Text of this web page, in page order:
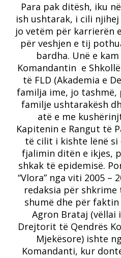
Para pak ditësh, iku
ish ushtarak, i cili
jo vetëm për karrierën
për veshjen e tij
bardha. Unë e
Komandantin e
të FLD (Akademia e
familja ime, jo tashmë,
familje ushtarakësh
atë e me
Kapitenin e Rangut të
të cilit i kishte lënë
fjalimin ditën e ikjes,
shkak të epidemisë.
“Vlora” nga viti 2005 –
redaksia për
shumë dhe për
Agron Brataj (vëllai
Drejtorit të Qendrës
Mjekësore) ishte
Komandanti, kur